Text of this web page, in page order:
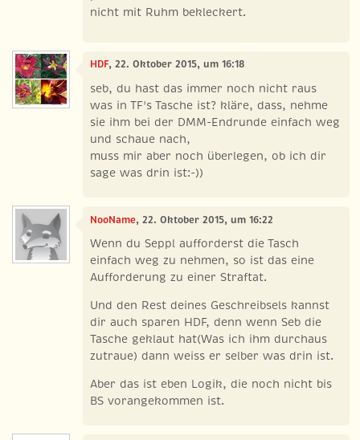
nicht mit Ruhm bekleckert.
HDF, 22. Oktober 2015, um 16:18
seb, du hast das immer noch nicht raus
was in TF's Tasche ist? kläre, dass, nehme
sie ihm bei der DMM-Endrunde einfach weg
und schaue nach,
muss mir aber noch überlegen, ob ich dir
sage was drin ist:-))
NooName, 22. Oktober 2015, um 16:22
Wenn du Seppl aufforderst die Tasch
einfach weg zu nehmen, so ist das eine
Aufforderung zu einer Straftat.
Und den Rest deines Geschreibsels kannst
dir auch sparen HDF, denn wenn Seb die
Tasche geklaut hat(Was ich ihm durchaus
zutraue) dann weiss er selber was drin ist.
Aber das ist eben Logik, die noch nicht bis
BS vorangekommen ist.